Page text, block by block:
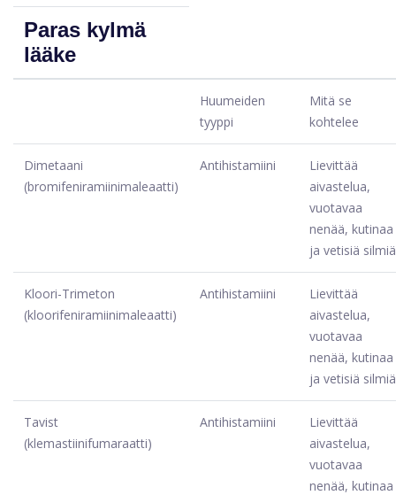
Paras kylmä
lääke
Huumeiden
tyyppi
Mitä se
kohtelee
Dimetaani
(bromifeniramiinimaleaatti)
Antihistamiini
Lievittää
aivastelua,
vuotavaa
nenää, kutinaa
ja vetisiä silmiä
Kloori-Trimeton
(kloorifeniramiinimaleaatti)
Antihistamiini
Lievittää
aivastelua,
vuotavaa
nenää, kutinaa
ja vetisiä silmiä
Tavist
(klemastiinifumaraatti)
Antihistamiini
Lievittää
aivastelua,
vuotavaa
nenää, kutinaa